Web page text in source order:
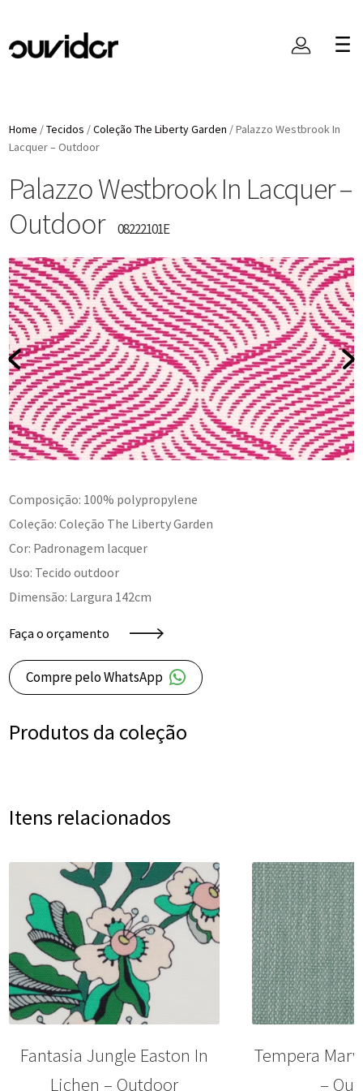
Home /Tecidos /Coleção The Liberty Garden /Palazzo Westbrook In
Lacquer – Outdoor
Palazzo Westbrook In Lacquer –
Outdoor
08222101E
Composição: 100% polypropylene
Coleção: Coleção The Liberty Garden
Cor: Padronagem lacquer
Uso: Tecido outdoor
Dimensão: Largura 142cm
Faça o orçamento
Compre pelo WhatsApp
Produtos da coleção
Itens relacionados
Fantasia Jungle Easton In
Lichen – Outdoor
Tempera
–